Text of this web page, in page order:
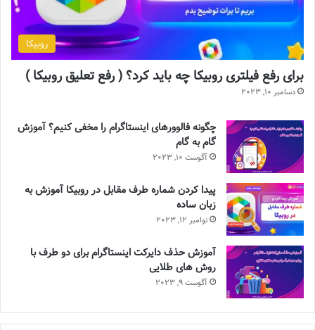
روبیکا
برای رفع فیلتری روبیکا چه باید کرد؟ ( رفع تعلیق روبیکا )
دسامبر 10, 2023
چگونه فالوورهای اینستاگرام را مخفی کنیم؟ آموزش
گام به گام
آگوست 10, 2023
پیدا کردن شماره طرف مقابل در روبیکا آموزش به
زبان ساده
نوامبر 12, 2023
آموزش حذف دایرکت اینستاگرام برای دو طرف با
روش های طلایی
آگوست 9, 2023